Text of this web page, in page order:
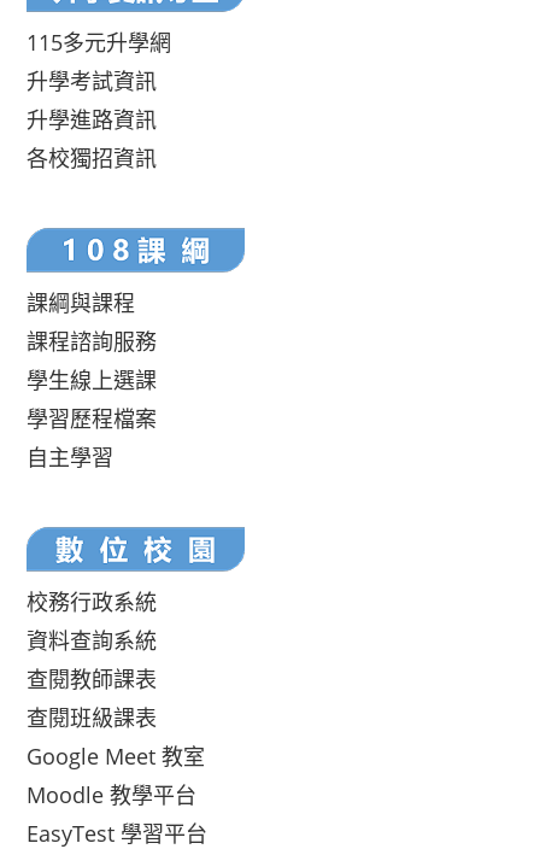
115多元升學網
升學考試資訊
升學進路資訊
各校獨招資訊
課綱與課程
課程諮詢服務
學生線上選課
學習歷程檔案
自主學習
校務行政系統
資料查詢系統
查閱教師課表
查閱班級課表
Google Meet 教室
Moodle 教學平台
EasyTest 學習平台